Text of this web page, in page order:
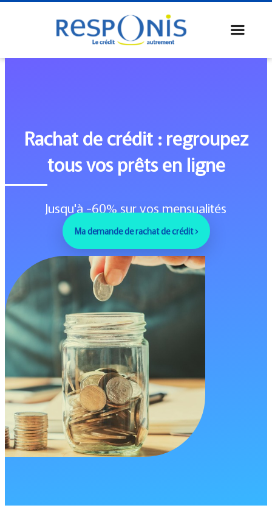
Rachat de crédit : regroupez
tous vos prêts en ligne
Jusqu'à -60% sur vos mensualités
Ma demande de rachat de crédit ›